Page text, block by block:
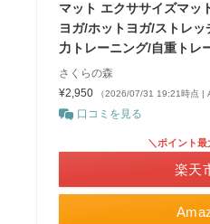
マット エクササイズマッ
ヨガ/ホットヨガ/ストレ
力トレーニング/自重トレ
さくらの森
¥2,950
（2026/07/31 19:21時点 |
口コミを見る
＼ポイント最
楽天